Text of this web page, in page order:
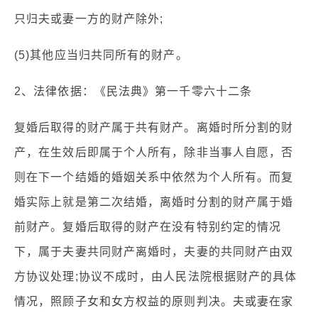
只归夫或妻一方的财产除外;
(5)其他应当归共同所有的财产。
2、法律依据：《民法典》第一千零六十二条
复婚后取得的财产属于共有财产。离婚时所分割的财
产，在生效后即属于个人所有，除非当事人自愿，否
则在下一个结婚的婚姻关系中依然为个人所有。而复
婚实际上就是第二次结婚，离婚时分割的财产属于婚
前财产。复婚后取得的财产在没有特别约定的情况
下，属于夫妻共同财产离婚时，夫妻的共同财产由双
方协议处理;协议不成时，由人民法院根据财产的具体
情况，照顾子女和女方权益的原则判决。夫或妻在家